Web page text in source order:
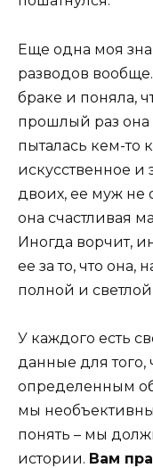
Еще одна моя
разводов
браке и поняла,
прошлый раз она
пыталась кем-то
искусственное и
двоих, ее муж не
она счастливая
Иногда ворчит,
ее за то, что она,
полной и
У каждого есть
данные для того,
определенным
мы
понять – мы
истории. Вам